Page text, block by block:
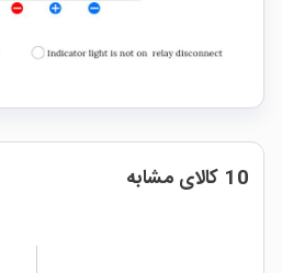
10 کالای مشابه